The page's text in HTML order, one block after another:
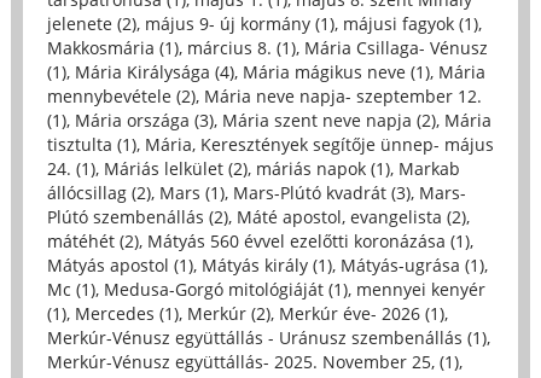
jelenete (2), május 9- új kormány (1), májusi fagyok (1),
Makkosmária (1), március 8. (1), Mária Csillaga- Vénusz
(1), Mária Királysága (4), Mária mágikus neve (1), Mária
mennybevétele (2), Mária neve napja- szeptember 12.
(1), Mária országa (3), Mária szent neve napja (2), Mária
tisztulta (1), Mária, Keresztények segítője ünnep- május
24. (1), Máriás lelkület (2), máriás napok (1), Markab
állócsillag (2), Mars (1), Mars-Plútó kvadrát (3), Mars-
Plútó szembenállás (2), Máté apostol, evangelista (2),
mátéhét (2), Mátyás 560 évvel ezelőtti koronázása (1),
Mátyás apostol (1), Mátyás király (1), Mátyás-ugrása (1),
Mc (1), Medusa-Gorgó mitológiáját (1), mennyei kenyér
(1), Mercedes (1), Merkúr (2), Merkúr éve- 2026 (1),
Merkúr-Vénusz együttállás - Uránusz szembenállás (1),
Merkúr-Vénusz együttállás- 2025. November 25, (1),